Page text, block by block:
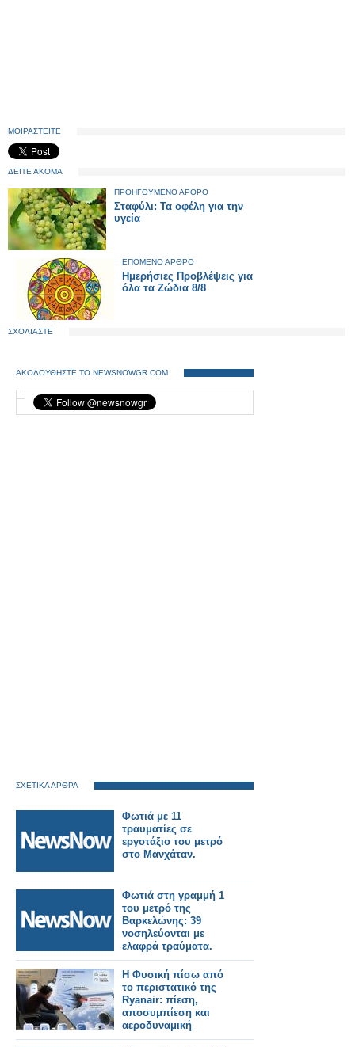
ΜΟΙΡΑΣΤΕΙΤΕ
ΔΕΙΤΕ ΑΚΟΜΑ
ΠΡΟΗΓΟΥΜΕΝΟ ΑΡΘΡΟ
Σταφύλι: Τα οφέλη για την
υγεία
ΕΠΟΜΕΝΟ ΑΡΘΡΟ
Ημερήσιες Προβλέψεις για
όλα τα Ζώδια 8/8
ΣΧΟΛΙΑΣΤΕ
ΑΚΟΛΟΥΘΗΣΤΕ ΤΟ NEWSNOWGR.COM
ΣΧΕΤΙΚΑ ΑΡΘΡΑ
Φωτιά με 11
τραυματίες σε
εργοτάξιο του μετρό
στο Μανχάταν.
Φωτιά στη γραμμή 1
του μετρό της
Βαρκελώνης: 39
νοσηλεύονται με
ελαφρά τραύματα.
Η Φυσική πίσω από
το περιστατικό της
Ryanair: πίεση,
αποσυμπίεση και
αεροδυναμική